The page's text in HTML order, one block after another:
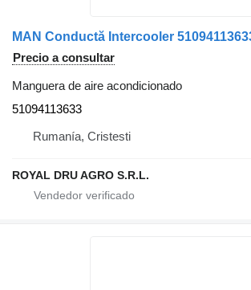
Precio a consultar
Manguera de aire acondicionado
51094113633
Rumanía, Cristesti
ROYAL DRU AGRO S.R.L.